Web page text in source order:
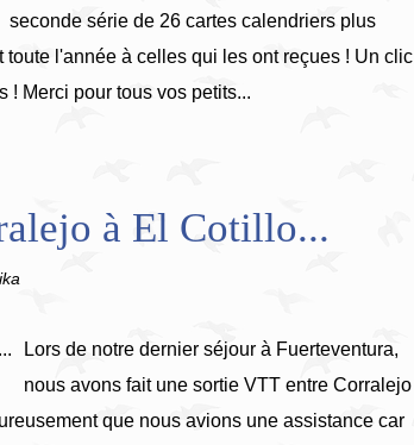
seconde série de 26 cartes calendriers plus
l'année à celles qui les ont reçues ! Un clic
! Merci pour tous vos petits...
à El Cotillo...
Lors de notre dernier séjour à Fuerteventura,
nous avons fait une sortie VTT entre Corralejo
que nous avions une assistance car